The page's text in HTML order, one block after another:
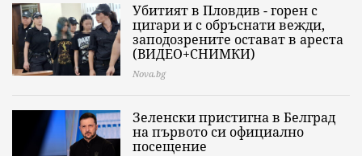
Убитият в Пловдив - горен с
цигари и с обръснати вежди,
заподозрените остават в ареста
(ВИДЕО+СНИМКИ)
Nova.bg
Зеленски пристигна в Белград
на първото си официално
посещение